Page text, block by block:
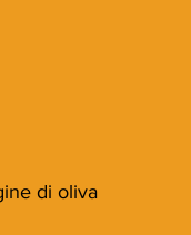
di oliva